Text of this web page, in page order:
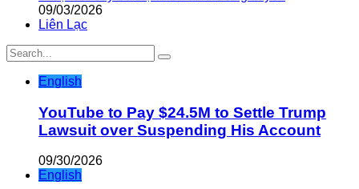
09/03/2026
Liên Lạc
English
YouTube to Pay $24.5M to Settle Trump
Lawsuit over Suspending His Account
09/30/2026
English